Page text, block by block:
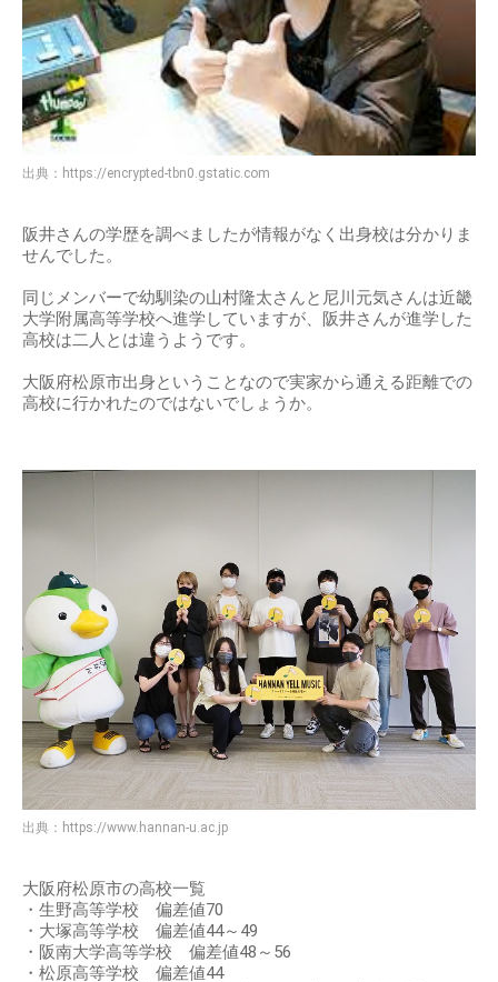
出典： https://encrypted-tbn0.gstatic.com
阪井さんの学歴を調べましたが情報がなく出身校は分かりま
せんでした。
同じメンバーで幼馴染の山村隆太さんと尼川元気さんは近畿
大学附属高等学校へ進学していますが、阪井さんが進学した
高校は二人とは違うようです。
大阪府松原市出身ということなので実家から通える距離での
高校に行かれたのではないでしょうか。
出典： https://www.hannan-u.ac.jp
大阪府松原市の高校一覧
・生野高等学校 偏差値70
・大塚高等学校 偏差値44～49
・阪南大学高等学校 偏差値48～56
・松原高等学校 偏差値44